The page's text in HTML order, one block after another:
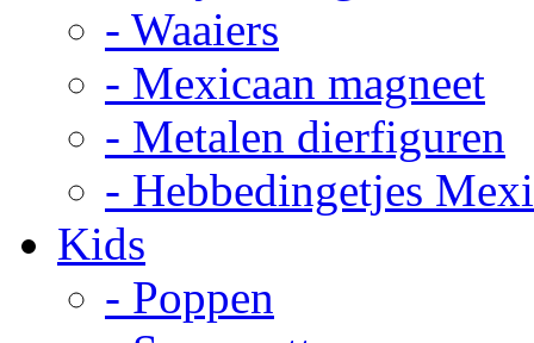
- Waaiers
- Mexicaan magneet
- Metalen dierfiguren
- Hebbedingetjes
Kids
- Poppen